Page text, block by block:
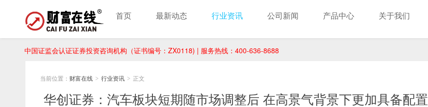
中国证监会认证证券投资咨询机构（证书编号：ZX0118) | 服务热线：400-636-8688
首页 最新动态 行业资讯 公司新闻 产品中心 关于我们
当前位置： 财富在线 > 行业资讯 > 正文
华创证券：汽车板块短期随市场调整后 在高景气背景下更加具备配置